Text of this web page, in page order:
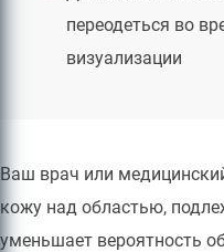
переодеться во
визуализации
Ваш врач или
кожу над областью,
уменьшает вероятность